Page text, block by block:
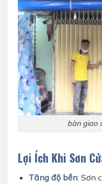
bàn giao
Lợi Ích Khi Sơn
Tăng độ bền: Sơn